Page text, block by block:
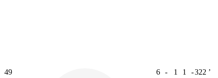
49 6 - 1 1 -322 ʼ